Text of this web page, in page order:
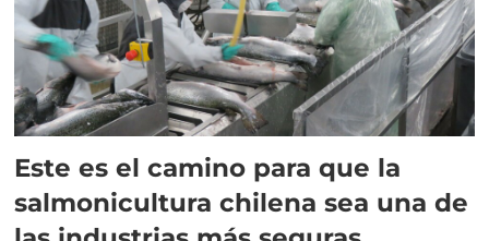
Este es el camino para que la
salmonicultura chilena sea una de